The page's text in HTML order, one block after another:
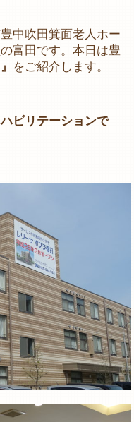
豊中吹田箕面老人ホー
富田です。本日は豊
をご紹介します。
ビリテーションで